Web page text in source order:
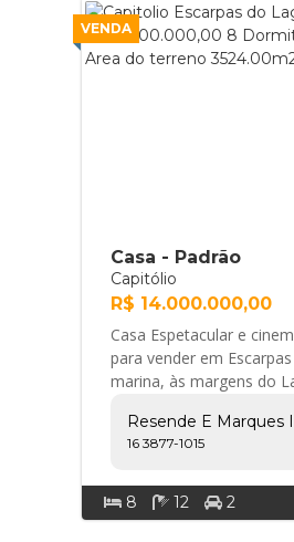
VENDA
Casa - Padrão
Capitólio
R$ 14.000.000,00
Casa Espetacular e
para vender em
marina, às margens do
construída, com dec...
Marques Imóveis
Resende E Marques
16 3877-1015
8 12 2